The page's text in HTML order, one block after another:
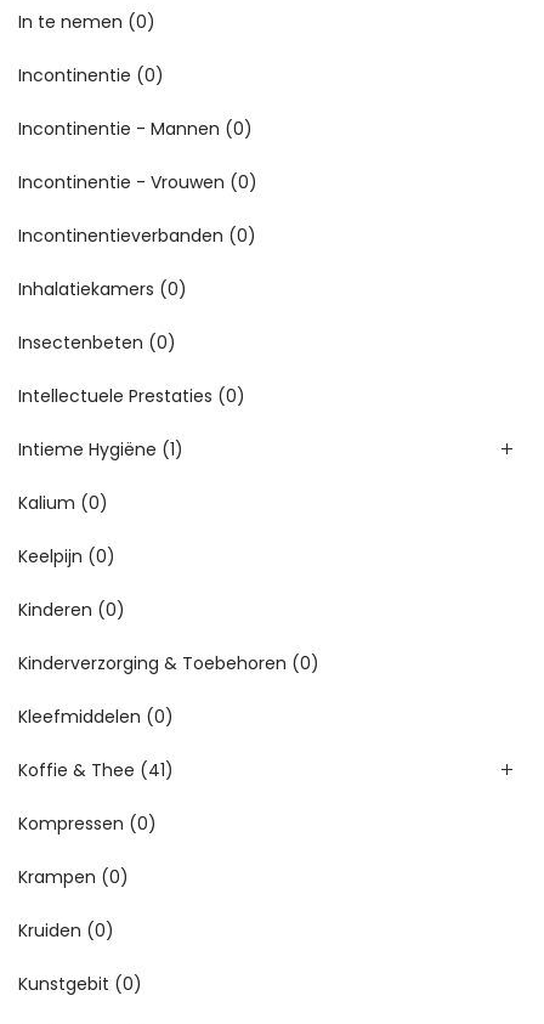
In te nemen (0)
Incontinentie (0)
Incontinentie - Mannen (0)
Incontinentie - Vrouwen (0)
Incontinentieverbanden (0)
Inhalatiekamers (0)
Insectenbeten (0)
Intellectuele Prestaties (0)
Intieme Hygiëne (1)
Kalium (0)
Keelpijn (0)
Kinderen (0)
Kinderverzorging & Toebehoren (0)
Kleefmiddelen (0)
Koffie & Thee (41)
Kompressen (0)
Krampen (0)
Kruiden (0)
Kunstgebit (0)